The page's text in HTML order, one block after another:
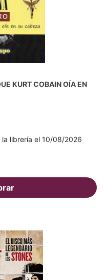
KURT COBAIN OÍA EN
librería el 10/08/2026